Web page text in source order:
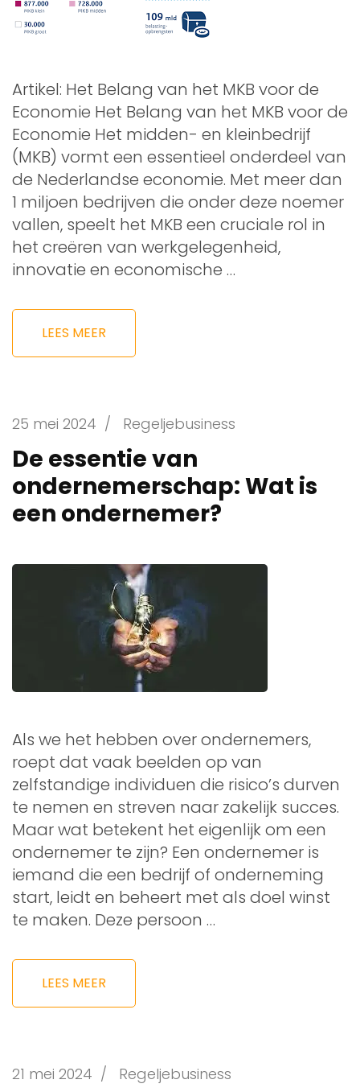
Artikel: Het Belang van het MKB voor de
Economie Het Belang van het MKB voor de
Economie Het midden- en kleinbedrijf
(MKB) vormt een essentieel onderdeel van
de Nederlandse economie. Met meer dan
1 miljoen bedrijven die onder deze noemer
vallen, speelt het MKB een cruciale rol in
het creëren van werkgelegenheid,
innovatie en economische …
LEES MEER
25 mei 2024 / Regeljebusiness
De essentie van
ondernemerschap: Wat is
een ondernemer?
Als we het hebben over ondernemers,
roept dat vaak beelden op van
zelfstandige individuen die risico’s durven
te nemen en streven naar zakelijk succes.
Maar wat betekent het eigenlijk om een
ondernemer te zijn? Een ondernemer is
iemand die een bedrijf of onderneming
start, leidt en beheert met als doel winst
te maken. Deze persoon …
LEES MEER
21 mei 2024 / Regeljebusiness